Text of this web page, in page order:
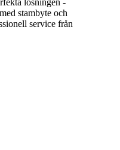
stambyte och
service från